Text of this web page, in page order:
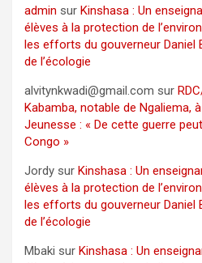
admin sur Kinshasa : Un
élèves à la protection de
les efforts du gouverneur Daniel
de l’écologie
alvitynkwadi@gmail.com sur
Kabamba, notable de Ngaliema,
Jeunesse : « De cette guerre
Congo »
Jordy sur Kinshasa : Un
élèves à la protection de
les efforts du gouverneur Daniel
de l’écologie
Mbaki sur Kinshasa : Un